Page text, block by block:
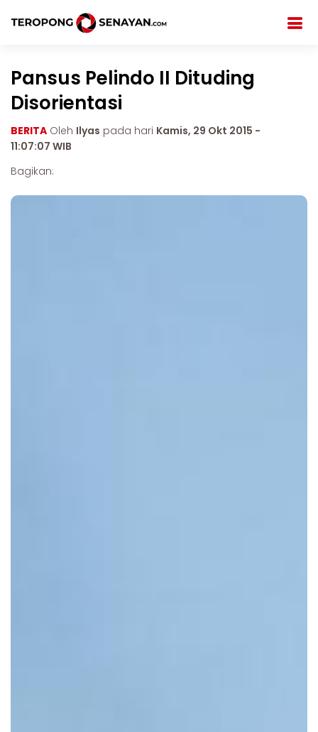
Pansus Pelindo II Dituding
Disorientasi
BERITA Oleh Ilyas pada hari Kamis, 29 Okt 2015 -
11:07:07 WIB
Bagikan: